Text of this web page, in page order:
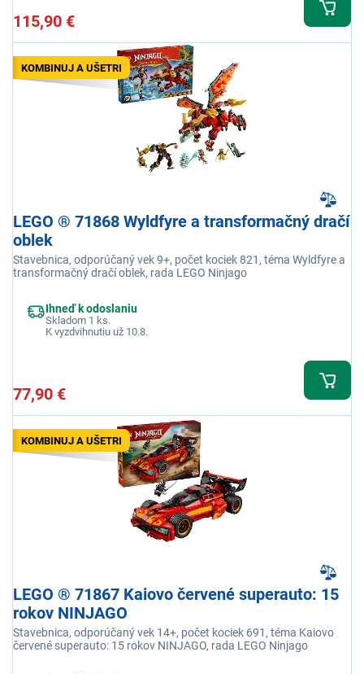
115,90 €
KOMBINUJ A UŠETRI
LEGO ® 71868 Wyldfyre a transformačný dračí
oblek
Stavebnica, odporúčaný vek 9+, počet kociek 821, téma Wyldfyre a
transformačný dračí oblek, rada LEGO Ninjago
Ihneď k odoslaniu
Skladom 1 ks.
K vyzdvihnutiu už 10.8.
77,90 €
KOMBINUJ A UŠETRI
LEGO ® 71867 Kaiovo červené superauto: 15
rokov NINJAGO
Stavebnica, odporúčaný vek 14+, počet kociek 691, téma Kaiovo
červené superauto: 15 rokov NINJAGO, rada LEGO Ninjago